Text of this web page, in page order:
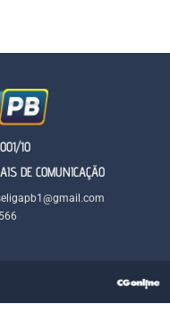
10
DE COMUNICAÇÃO